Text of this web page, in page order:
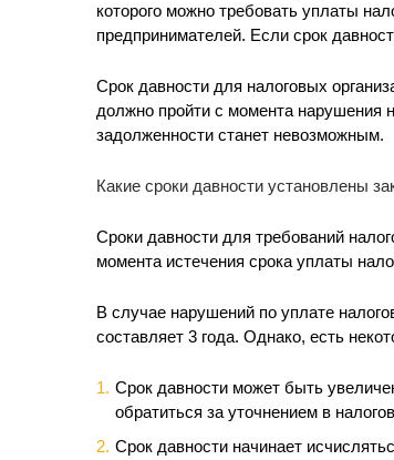
которого можно требовать уплаты
предпринимателей. Если срок
Срок давности для налоговых
должно пройти с момента нарушения
задолженности станет невозможным.
Какие сроки давности установлены
Сроки давности для требований
момента истечения срока уплаты
В случае нарушений по уплате
составляет 3 года. Однако, есть
Срок давности может быть
обратиться за уточнением в
Срок давности начинает